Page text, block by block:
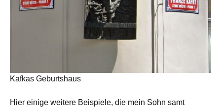
Kafkas Geburtshaus
Hier einige weitere Beispiele, die mein Sohn samt